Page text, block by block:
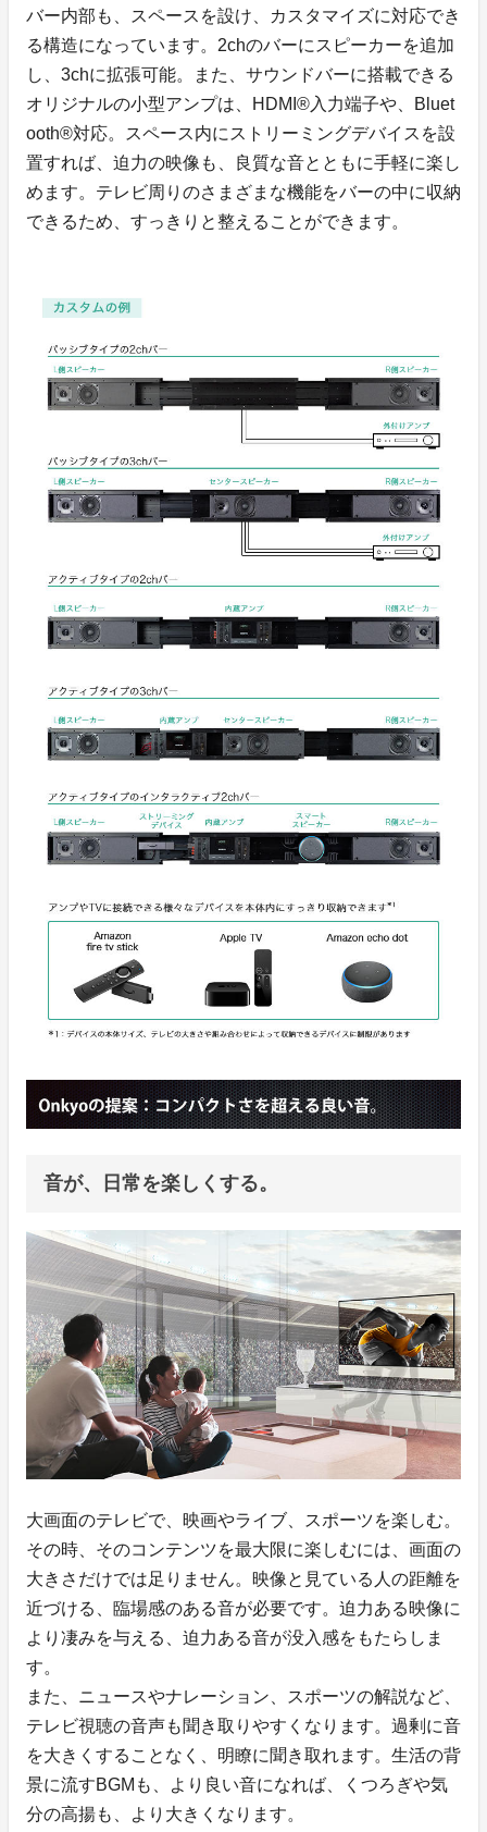
バー内部も、スペースを設け、カスタマイズに対応でき
る構造になっています。2chのバーにスピーカーを追加
し、3chに拡張可能。また、サウンドバーに搭載できる
オリジナルの小型アンプは、HDMI®入力端子や、Bluet
ooth®対応。スペース内にストリーミングデバイスを設
置すれば、迫力の映像も、良質な音とともに手軽に楽し
めます。テレビ周りのさまざまな機能をバーの中に収納
できるため、すっきりと整えることができます。
音が、日常を楽しくする。
大画面のテレビで、映画やライブ、スポーツを楽しむ。
その時、そのコンテンツを最大限に楽しむには、画面の
大きさだけでは足りません。映像と見ている人の距離を
近づける、臨場感のある音が必要です。迫力ある映像に
より凄みを与える、迫力ある音が没入感をもたらしま
す。
また、ニュースやナレーション、スポーツの解説など、
テレビ視聴の音声も聞き取りやすくなります。過剰に音
を大きくすることなく、明瞭に聞き取れます。生活の背
景に流すBGMも、より良い音になれば、くつろぎや気
分の高揚も、より大きくなります。